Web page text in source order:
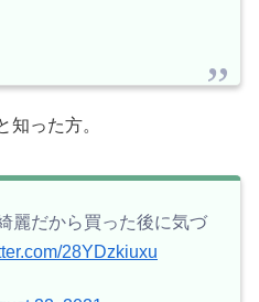
知った方。
麗だから買った後に気づ
28YDzkiuxu